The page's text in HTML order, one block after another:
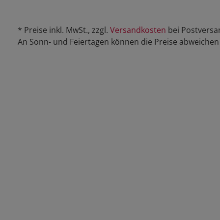
* Preise inkl. MwSt., zzgl. Versandkosten bei
An Sonn- und Feiertagen können die Preise abweichen